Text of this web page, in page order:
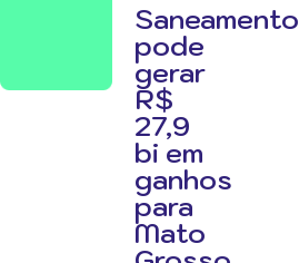
Saneamento
pode
gerar
R$
27,9
bi em
ganhos
para
Mato